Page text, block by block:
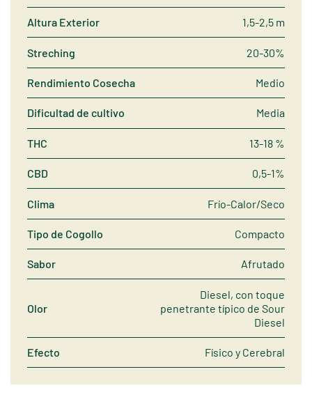
Altura Exterior 1,5-2,5 m
Streching 20-30%
Rendimiento Cosecha Medio
Dificultad de cultivo Media
THC 13-18 %
CBD 0,5-1%
Clima Frío-Calor/Seco
Tipo de Cogollo Compacto
Sabor Afrutado
Olor
Diesel, con toque
penetrante típico de Sour
Diesel
Efecto Físico y Cerebral